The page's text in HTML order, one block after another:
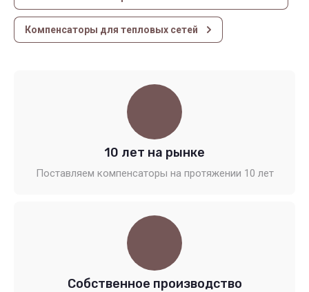
Компенсаторы для тепловых сетей
10 лет на рынке
Поставляем компенсаторы на протяжении 10 лет
Собственное производство